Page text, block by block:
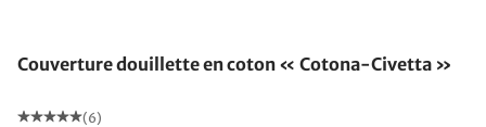
Couverture douillette en coton « Cotona-Civetta »
(6)